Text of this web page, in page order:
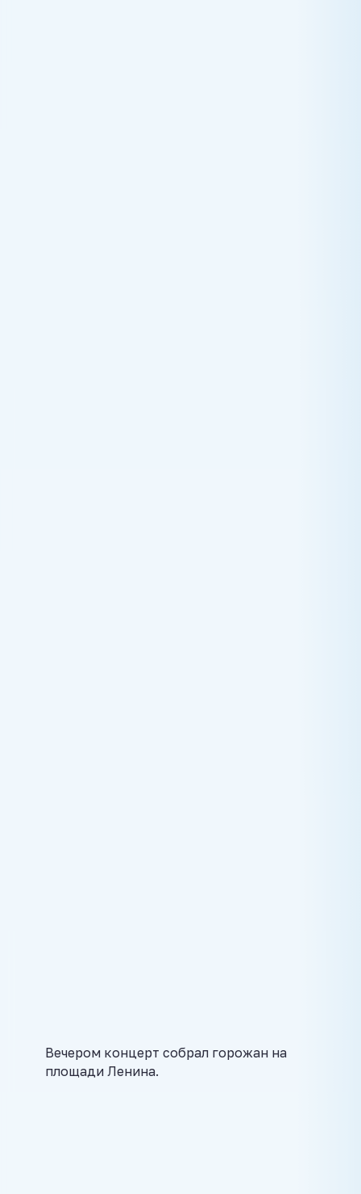
Вечером концерт собрал горожан на
площади Ленина.